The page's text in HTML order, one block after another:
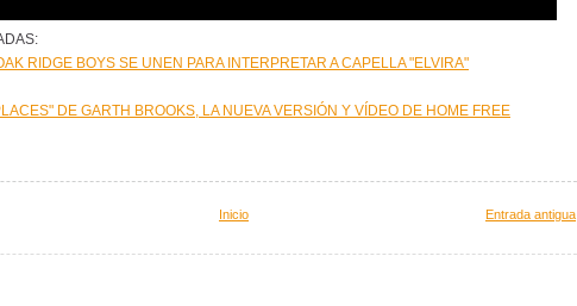
RIDGE BOYS SE UNEN PARA INTERPRETAR A CAPELLA "ELVIRA"
DE GARTH BROOKS, LA NUEVA VERSIÓN Y VÍDEO DE HOME FREE
Entrada antigua
Inicio